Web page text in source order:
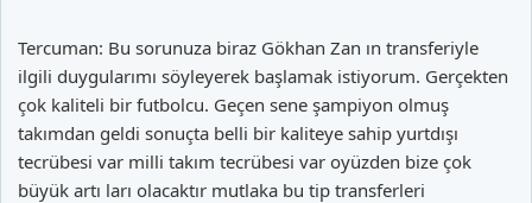
Tercuman: Bu sorunuza biraz Gökhan Zan ın transferiyle
ilgili duygularımı söyleyerek başlamak istiyorum. Gerçekten
çok kaliteli bir futbolcu. Geçen sene şampiyon olmuş
takımdan geldi sonuçta belli bir kaliteye sahip yurtdışı
tecrübesi var milli takım tecrübesi var oyüzden bize çok
büyük artı ları olacaktır mutlaka bu tip transferleri